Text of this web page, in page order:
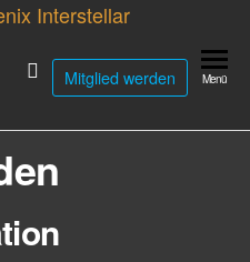
Citizen
Clan –
Clan &
Organisation
Mitglied werden Menü